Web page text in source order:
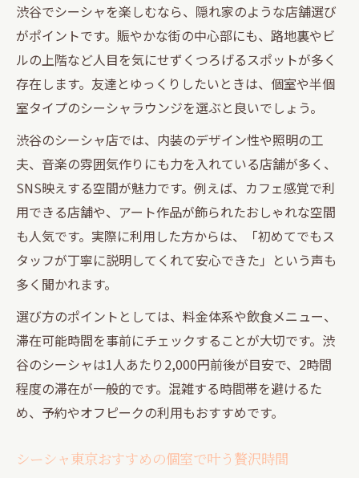
渋谷でシーシャを楽しむなら、隠れ家のような店舗選び
がポイントです。賑やかな街の中心部にも、路地裏やビ
ルの上階など人目を気にせずくつろげるスポットが多く
存在します。友達とゆっくりしたいときは、個室や半個
室タイプのシーシャラウンジを選ぶと良いでしょう。
渋谷のシーシャ店では、内装のデザイン性や照明の工
夫、音楽の雰囲気作りにも力を入れている店舗が多く、
SNS映えする空間が魅力です。例えば、カフェ感覚で利
用できる店舗や、アート作品が飾られたおしゃれな空間
も人気です。実際に利用した方からは、「初めてでもス
タッフが丁寧に説明してくれて安心できた」という声も
多く聞かれます。
選び方のポイントとしては、料金体系や飲食メニュー、
滞在可能時間を事前にチェックすることが大切です。渋
谷のシーシャは1人あたり2,000円前後が目安で、2時間
程度の滞在が一般的です。混雑する時間帯を避けるた
め、予約やオフピークの利用もおすすめです。
シーシャ東京おすすめの個室で叶う贅沢時間